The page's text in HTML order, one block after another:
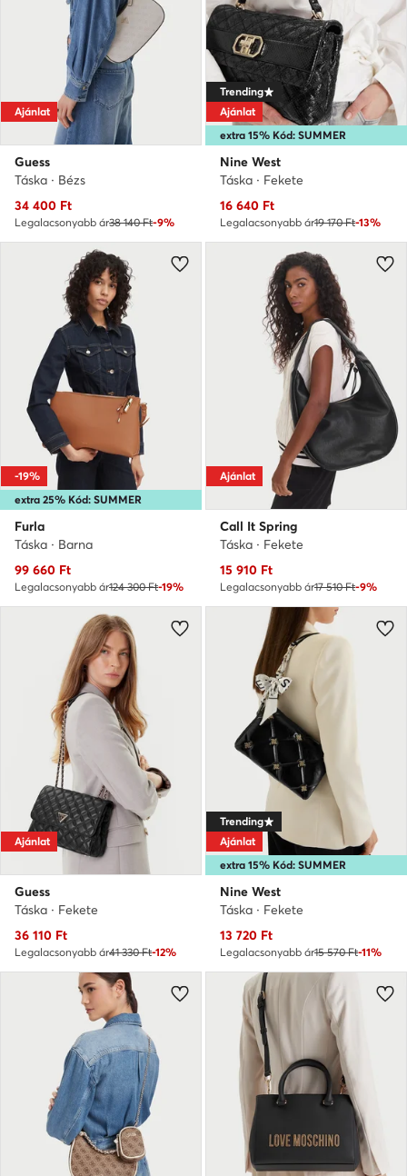
Ajánlat
Guess
Táska · Bézs
Aktuális ár
34 400 Ft
Legalacsonyabb ár38 140 Ft-9%
extra 15% Kód: SUMMER
Trending
Ajánlat
Nine West
Táska · Fekete
Aktuális ár
16 640 Ft
Legalacsonyabb ár19 170 Ft-13%
extra 25% Kód: SUMMER
-19%
Furla
Táska · Barna
Aktuális ár
99 660 Ft
Legalacsonyabb ár124 300 Ft-19%
Ajánlat
Call It Spring
Táska · Fekete
Aktuális ár
15 910 Ft
Legalacsonyabb ár17 510 Ft-9%
Ajánlat
Guess
Táska · Fekete
Aktuális ár
36 110 Ft
Legalacsonyabb ár41 330 Ft-12%
extra 15% Kód: SUMMER
Trending
Ajánlat
Nine West
Táska · Fekete
Aktuális ár
13 720 Ft
Legalacsonyabb ár15 570 Ft-11%